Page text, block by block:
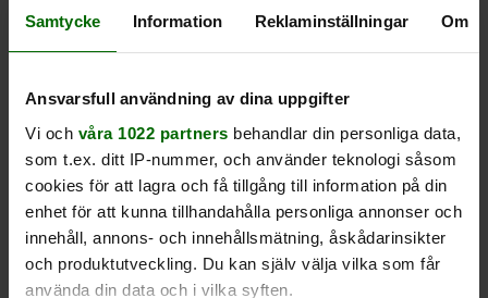
Samtycke Information Reklaminställningar Om
Ansvarsfull användning av dina uppgifter
Vi och våra 1022 partners behandlar din personliga data,
som t.ex. ditt IP-nummer, och använder teknologi såsom
cookies för att lagra och få tillgång till information på din
enhet för att kunna tillhandahålla personliga annonser och
innehåll, annons- och innehållsmätning, åskådarinsikter
och produktutveckling. Du kan själv välja vilka som får
använda din data och i vilka syften.
Leverans 1-
Kvalitet till
Eget lager allt i
Beskrivning
Produktrecensioner